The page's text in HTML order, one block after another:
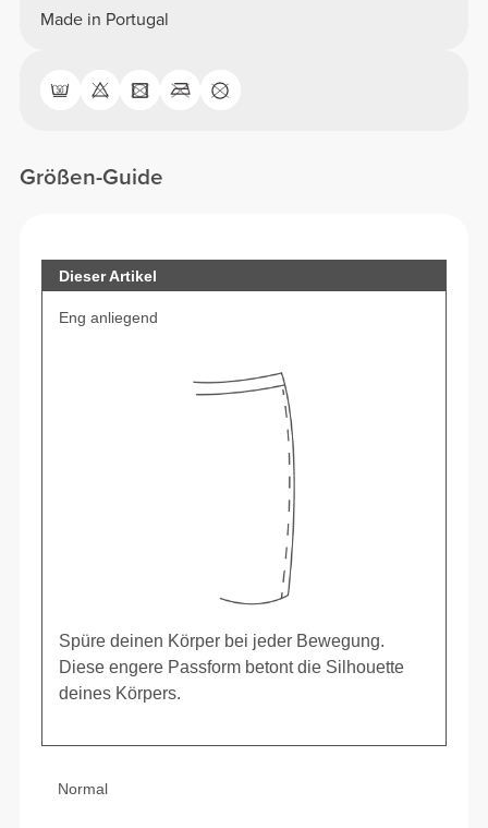
Made in Portugal
Größen-Guide
Dieser Artikel
Eng anliegend
Spüre deinen Körper bei jeder Bewegung.
Diese engere Passform betont die Silhouette
deines Körpers.
Normal